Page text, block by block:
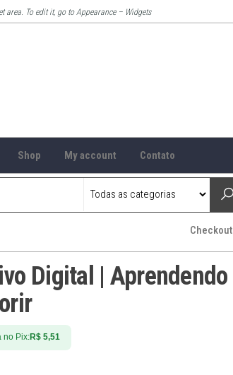
area. To edit it, go to Appearance – Widgets
Shop My account Contato
Checkout
Digital | Aprendendo
no Pix:R$5,51